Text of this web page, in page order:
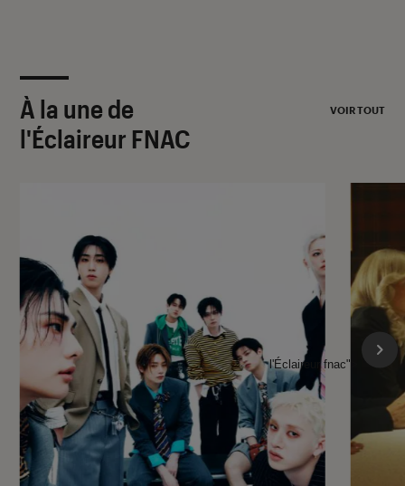
À la une de
l'Éclaireur FNAC
VOIR TOUT
l'Éclaireur fnac">